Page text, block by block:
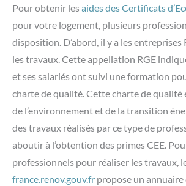
Pour obtenir lesaides des Certificats
pour votre logement, plusieurs
disposition. D’abord, il y a les entreprises
les travaux. Cette appellation RGE
et ses salariés ont suivi une formation
charte de qualité. Cette charte de qualité
de l’environnement et de la transition
des travaux réalisés par ce type de
aboutir à l’obtention des primes CEE.
professionnels pour réaliser les travaux,
france.renov.gouv.fr propose un annuaire